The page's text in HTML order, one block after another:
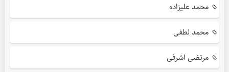
محمد علیزاده
محمد لطفی
مرتضی اشرفی